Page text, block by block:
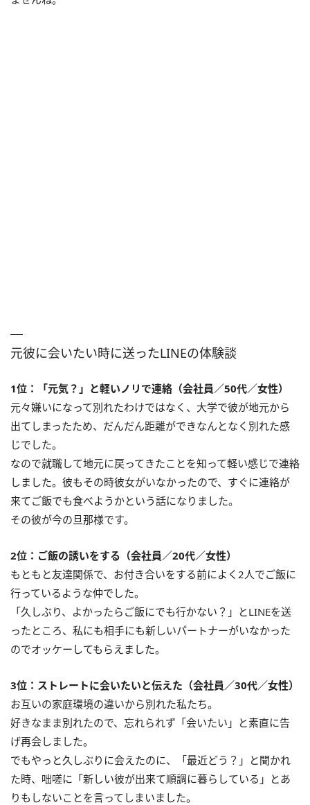
元彼に会いたい時に送ったLINEの体験談
1位：「元気？」と軽いノリで連絡（会社員／50代／女性）
元々嫌いになって別れたわけではなく、大学で彼が地元から
出てしまったため、だんだん距離ができなんとなく別れた感
じでした。
なので就職して地元に戻ってきたことを知って軽い感じで連絡
しました。彼もその時彼女がいなかったので、すぐに連絡が
来てご飯でも食べようかという話になりました。
その彼が今の旦那様です。
2位：ご飯の誘いをする（会社員／20代／女性）
もともと友達関係で、お付き合いをする前によく2人でご飯に
行っているような仲でした。
「久しぶり、よかったらご飯にでも行かない？」とLINEを送
ったところ、私にも相手にも新しいパートナーがいなかった
のでオッケーしてもらえました。
3位：ストレートに会いたいと伝えた（会社員／30代／女性）
お互いの家庭環境の違いから別れた私たち。
好きなまま別れたので、忘れられず「会いたい」と素直に告
げ再会しました。
でもやっと久しぶりに会えたのに、「最近どう？」と聞かれ
た時、咄嗟に「新しい彼が出来て順調に暮らしている」とあ
りもしないことを言ってしまいました。